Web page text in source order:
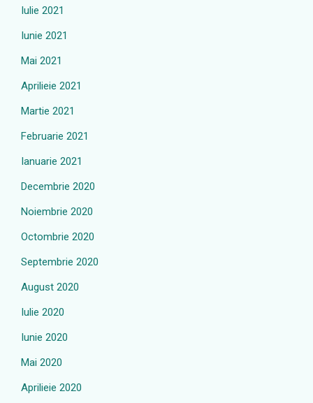
Iulie 2021
Iunie 2021
Mai 2021
Aprilieie 2021
Martie 2021
Februarie 2021
Ianuarie 2021
Decembrie 2020
Noiembrie 2020
Octombrie 2020
Septembrie 2020
August 2020
Iulie 2020
Iunie 2020
Mai 2020
Aprilieie 2020